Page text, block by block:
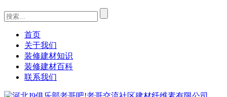
首页
关于我们
装修建材知识
装修建材百科
联系我们